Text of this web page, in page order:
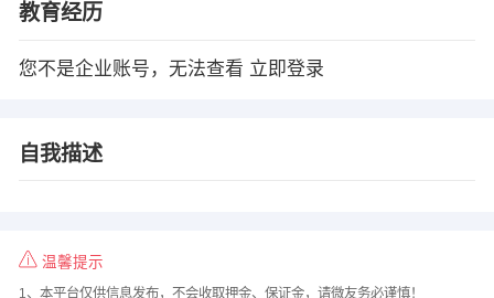
教育经历
您不是企业账号，无法查看 立即登录
自我描述
温馨提示
1、本平台仅供信息发布，不会收取押金、保证金，请微友务必谨慎！